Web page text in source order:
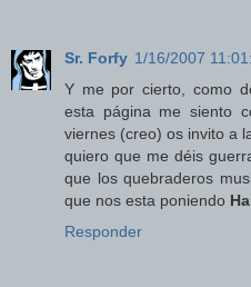
Sr. Forfy 1/16/2007
Y me por cierto, como
esta página me siento
viernes (creo) os invito a
quiero que me déis
que los quebraderos
que nos esta poniendo
Responder